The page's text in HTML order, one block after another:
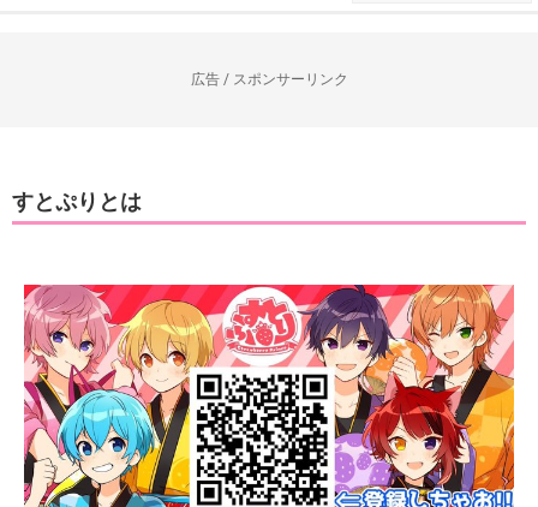
広告 / スポンサーリンク
すとぷりとは